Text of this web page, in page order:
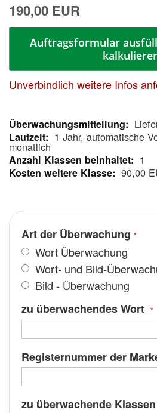
190,00 EUR
Auftragsformular
Unverbindlich weitere Infos
Mehr
Informationen1 Jahr, automatische
monatlich
1
90,00
Art der Überwachung
Wort Überwachung
Wort- und Bild-
Bild - Überwachung
zu überwachendes Wort
Registernummer der
zu überwachende Klassen